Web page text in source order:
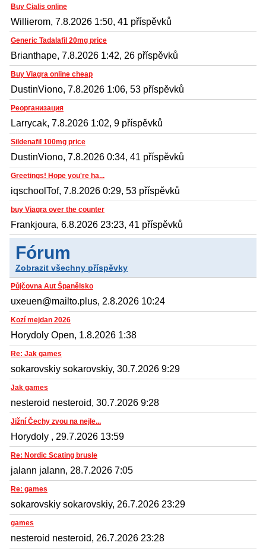
Buy Cialis online
Willierom, 7.8.2026 1:50, 41 příspěvků
Generic Tadalafil 20mg price
Brianthape, 7.8.2026 1:42, 26 příspěvků
Buy Viagra online cheap
DustinViono, 7.8.2026 1:06, 53 příspěvků
Реорганизация
Larrycak, 7.8.2026 1:02, 9 příspěvků
Sildenafil 100mg price
DustinViono, 7.8.2026 0:34, 41 příspěvků
Greetings! Hope you're ha...
iqschoolTof, 7.8.2026 0:29, 53 příspěvků
buy Viagra over the counter
Frankjoura, 6.8.2026 23:23, 41 příspěvků
Fórum
Zobrazit všechny příspěvky
Půjčovna Aut Španělsko
uxeuen@mailto.plus, 2.8.2026 10:24
Kozí mejdan 2026
Horydoly Open, 1.8.2026 1:38
Re: Jak games
sokarovskiy sokarovskiy, 30.7.2026 9:29
Jak games
nesteroid nesteroid, 30.7.2026 9:28
Jižní Čechy zvou na nejle...
Horydoly , 29.7.2026 13:59
Re: Nordic Scating brusle
jalann jalann, 28.7.2026 7:05
Re: games
sokarovskiy sokarovskiy, 26.7.2026 23:29
games
nesteroid nesteroid, 26.7.2026 23:28